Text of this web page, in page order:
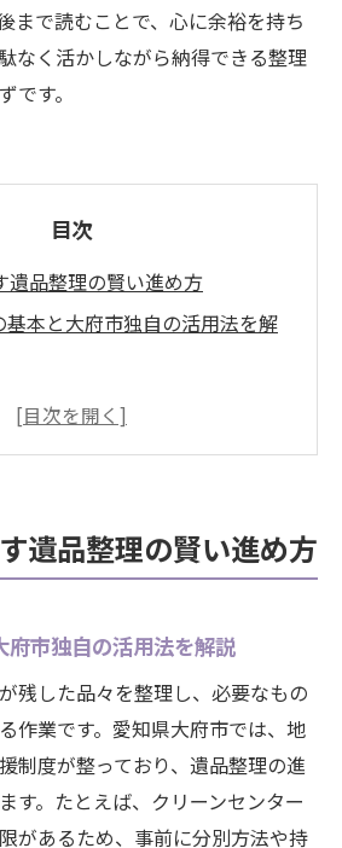
まで読むことで、心に余裕を持ち
なく活かしながら納得できる整理
です。
目次
遺品整理の賢い進め方
基本と大府市独自の活用法を解
でも安心な遺品整理の進め方と
入れた遺品整理のコツと注意点
つ遺品整理活用術
最適な遺品整理の進め方を紹介
支援と遺品整理の密接な関係
買取を組み合わせた支援術とは
い方を支える遺品整理の活用法
活支援サービスと遺品整理の役
遺品整理の賢い進め方
府市独自の活用法を解説
残した品々を整理し、必要なもの
作業です。愛知県大府市では、地
制度が整っており、遺品整理の進
す。たとえば、クリーンセンター
があるため、事前に分別方法や持